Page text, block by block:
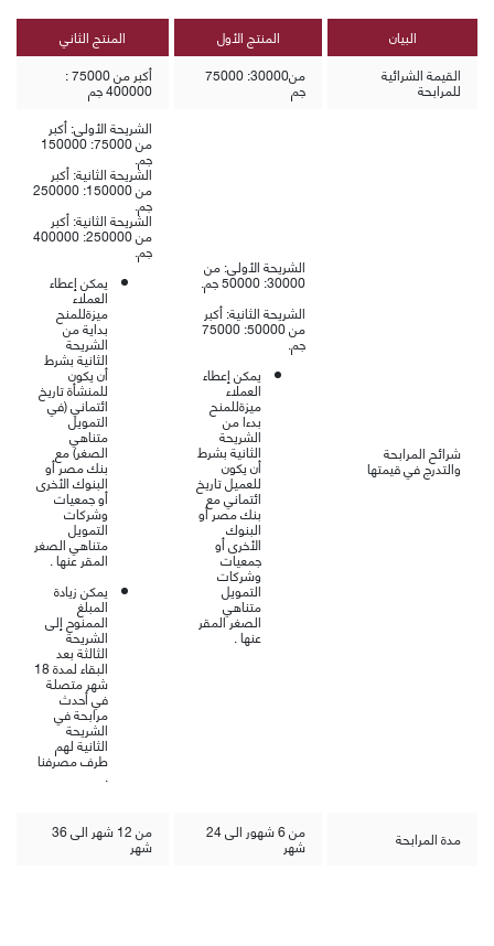
البيان المنتج الأول
المنتج الثاني
القيمة الشرائية
للمرابحة
من30000: 75000
جم
أكبر من 75000 :
400000 جم
شرائح المرابحة
والتدرج في قيمتها
الشريحة الأولى: من
30000
:
الشريحة الثانية: أكبر
من 50000 :
75000
جم.
يمكن إعطاء
العملاء
ميزةللمنح
بدءا من
الشريحة
الثانية بشرط
أن يكون
للعميل تاريخ
ائتماني مع
بنك مصر أو
البنوك
الأخرى أو
جمعيات
وشركات
التمويل
متناهي
الصغر المقر
عنها .
الشريحة الأولى: أكبر
من 5000 :7
150000
جم.
الشريحة الثانية: أكبر
من 150000 :
250000
جم.
الشريحة الثانية: أكبر
من 250000 :
400000
جم.
يمكن إعطاء
العملاء
ميزةللمنح
بداية من
الشريحة
الثانية بشرط
أن يكون
للمنشأة تاريخ
ائتماني (في
التمويل
متناهي
الصغر) مع
بنك مصر أو
البنوك الأخرى
أو جمعيات
وشركات
التمويل
متناهي الصغر
المقر عنها .
يمكنزيادة
المبلغ
الممنوحإلى
الشريحة
الثالثة بعد
البقاء لمدة 18
شهر متصلة
في أحدث
مرابحة في
الشريحة
الثانية لهم
طرف مصرفنا
.
مدة المرابحة من 6 شهور الى 24
شهر
من 12 شهر الى 36
شهر